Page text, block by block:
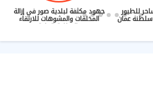
للطيور
سلطنة عمان
جهود مكثفة لبلدية صور في إزالة
المخلفات والمشوهات للارتقاء
بالنظافة العامة